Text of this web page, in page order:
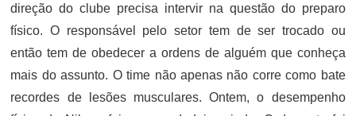
direção do clube precisa intervir na questão do preparo
físico. O responsável pelo setor tem de ser trocado ou
então tem de obedecer a ordens de alguém que conheça
mais do assunto. O time não apenas não corre como bate
recordes de lesões musculares. Ontem, o desempenho